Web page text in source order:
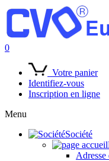
0
Votre panier
Identifiez-vous
Inscription en ligne
Menu
Société
Adresse